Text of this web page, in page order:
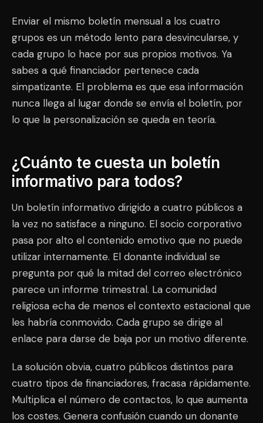
Enviar el mismo boletín mensual a los cuatro
grupos es un método lento para desvincularse, y
cada grupo lo hace por sus propios motivos. Ya
sabes a qué financiador pertenece cada
simpatizante. El problema es que esa información
nunca llega al lugar donde se envía el boletín, por
lo que la personalización se queda en teoría.
¿Cuánto te cuesta un boletín
informativo para todos?
Un boletín informativo dirigido a cuatro públicos a
la vez no satisface a ninguno. El socio corporativo
pasa por alto el contenido emotivo que no puede
utilizar internamente. El donante individual se
pregunta por qué la mitad del correo electrónico
parece un informe trimestral. La comunidad
religiosa echa de menos el contexto estacional que
les habría conmovido. Cada grupo se dirige al
enlace para darse de baja por un motivo diferente.
La solución obvia, cuatro públicos distintos para
cuatro tipos de financiadores, fracasa rápidamente.
Multiplica el número de contactos, lo que aumenta
los costes. Genera confusión cuando un donante